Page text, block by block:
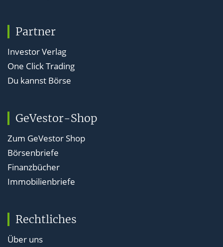
Partner
Investor Verlag
One Click Trading
Du kannst Börse
GeVestor-Shop
Zum GeVestor Shop
Börsenbriefe
Finanzbücher
Immobilienbriefe
Rechtliches
Über uns